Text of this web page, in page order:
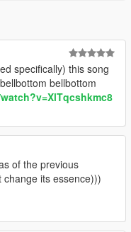
specifically) this song
bellbottom
of the previous
its essence)))